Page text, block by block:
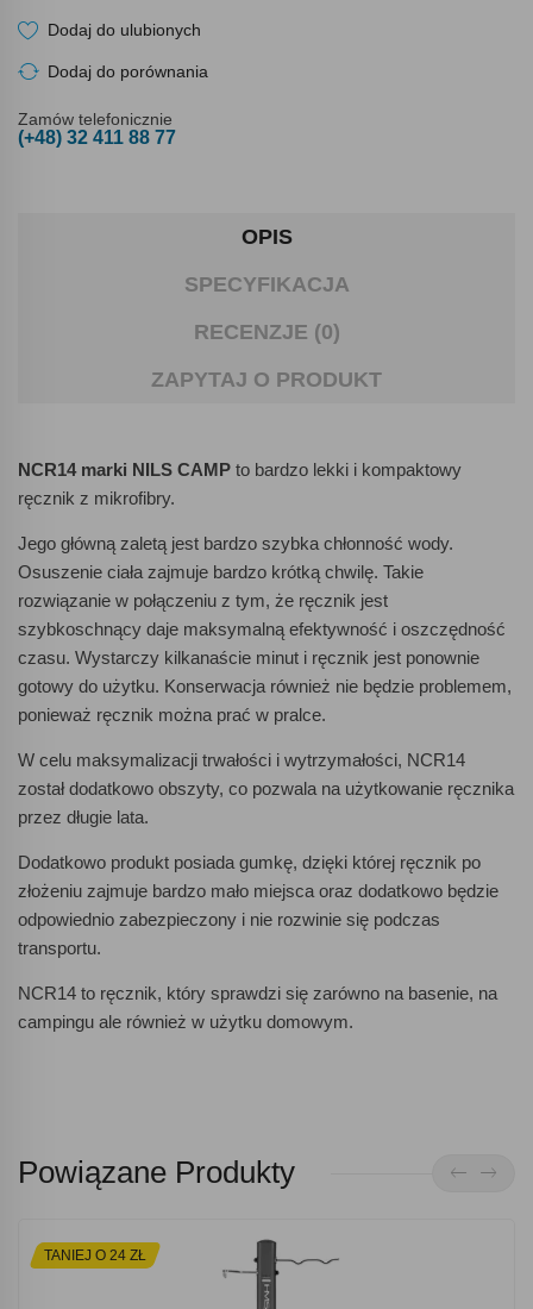
Dodaj do ulubionych
Dodaj do porównania
Zamów telefonicznie
(+48) 32 411 88 77
OPIS
SPECYFIKACJA
RECENZJE (0)
ZAPYTAJ O PRODUKT
NCR14 marki NILS CAMP to bardzo lekki i kompaktowy
ręcznik z mikrofibry.
Jego główną zaletą jest bardzo szybka chłonność wody.
Osuszenie ciała zajmuje bardzo krótką chwilę. Takie
rozwiązanie w połączeniu z tym, że ręcznik jest
szybkoschnący daje maksymalną efektywność i oszczędność
czasu. Wystarczy kilkanaście minut i ręcznik jest ponownie
gotowy do użytku. Konserwacja również nie będzie problemem,
ponieważ ręcznik można prać w pralce.
W celu maksymalizacji trwałości i wytrzymałości, NCR14
został dodatkowo obszyty, co pozwala na użytkowanie ręcznika
przez długie lata.
Dodatkowo produkt posiada gumkę, dzięki której ręcznik po
złożeniu zajmuje bardzo mało miejsca oraz dodatkowo będzie
odpowiednio zabezpieczony i nie rozwinie się podczas
transportu.
NCR14 to ręcznik, który sprawdzi się zarówno na basenie, na
campingu ale również w użytku domowym.
Powiązane Produkty
TANIEJ O 24 ZŁ